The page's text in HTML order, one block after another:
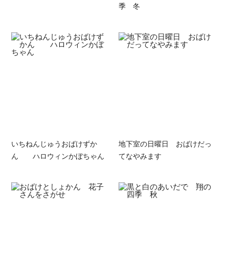
季 冬
いちねんじゅうおばけずか
ん ハロウィンかぼちゃん
地下室の日曜日 おばけだっ
てなやみます